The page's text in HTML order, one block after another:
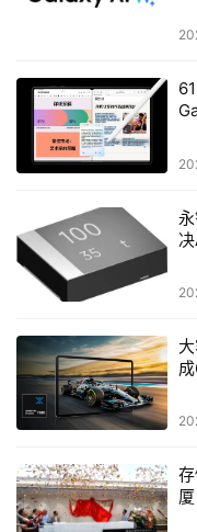
的成功举行，消费者
硬盘在终端市场的影
更上一层楼！"
本文来源于DOIT传媒
厦